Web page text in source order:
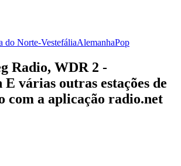
do Norte-VestefáliaAlemanhaPop
Radio, WDR 2 -
E várias outras estações de
com a aplicação radio.net